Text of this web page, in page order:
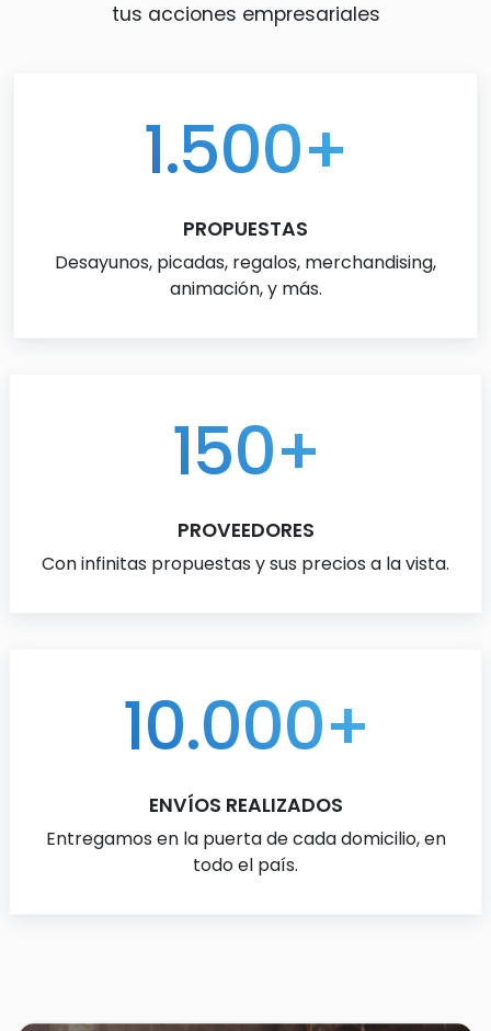
tus acciones empresariales
1.500+
PROPUESTAS
Desayunos, picadas, regalos, merchandising,
animación, y más.
150+
PROVEEDORES
Con infinitas propuestas y sus precios a la vista.
10.000+
ENVÍOS REALIZADOS
Entregamos en la puerta de cada domicilio, en
todo el país.